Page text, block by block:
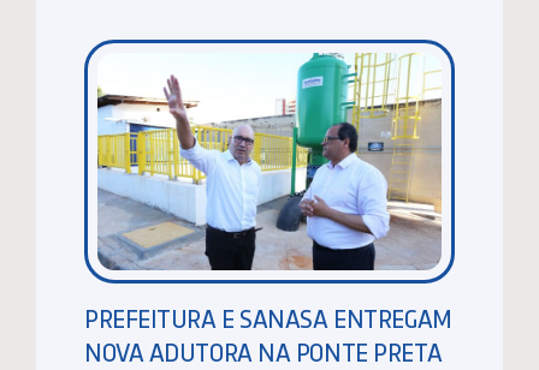
PREFEITURA E SANASA ENTREGAM
NOVA ADUTORA NA PONTE PRETA